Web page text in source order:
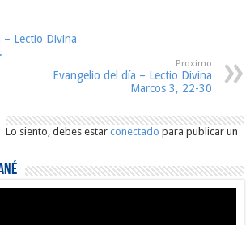
– Lectio Divina
Proximo
Evangelio del día – Lectio Divina
Marcos 3, 22-30
Lo siento, debes estarconectado para publicar un